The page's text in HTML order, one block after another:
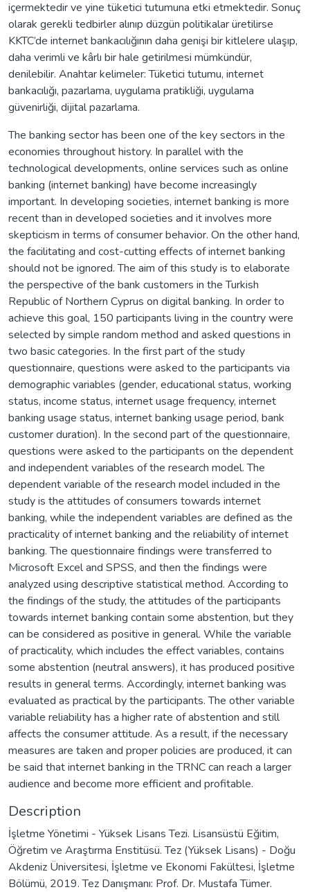
içermektedir ve yine tüketici tutumuna etki etmektedir. Sonuç
olarak gerekli tedbirler alınıp düzgün politikalar üretilirse
KKTC’de internet bankacılığının daha genişi bir kitlelere ulaşıp,
daha verimli ve kârlı bir hale getirilmesi mümkündür,
denilebilir. Anahtar kelimeler: Tüketici tutumu, internet
bankacılığı, pazarlama, uygulama pratikliği, uygulama
güvenirliği, dijital pazarlama.
The banking sector has been one of the key sectors in the
economies throughout history. In parallel with the
technological developments, online services such as online
banking (internet banking) have become increasingly
important. In developing societies, internet banking is more
recent than in developed societies and it involves more
skepticism in terms of consumer behavior. On the other hand,
the facilitating and cost-cutting effects of internet banking
should not be ignored. The aim of this study is to elaborate
the perspective of the bank customers in the Turkish
Republic of Northern Cyprus on digital banking. In order to
achieve this goal, 150 participants living in the country were
selected by simple random method and asked questions in
two basic categories. In the first part of the study
questionnaire, questions were asked to the participants via
demographic variables (gender, educational status, working
status, income status, internet usage frequency, internet
banking usage status, internet banking usage period, bank
customer duration). In the second part of the questionnaire,
questions were asked to the participants on the dependent
and independent variables of the research model. The
dependent variable of the research model included in the
study is the attitudes of consumers towards internet
banking, while the independent variables are defined as the
practicality of internet banking and the reliability of internet
banking. The questionnaire findings were transferred to
Microsoft Excel and SPSS, and then the findings were
analyzed using descriptive statistical method. According to
the findings of the study, the attitudes of the participants
towards internet banking contain some abstention, but they
can be considered as positive in general. While the variable
of practicality, which includes the effect variables, contains
some abstention (neutral answers), it has produced positive
results in general terms. Accordingly, internet banking was
evaluated as practical by the participants. The other variable
variable reliability has a higher rate of abstention and still
affects the consumer attitude. As a result, if the necessary
measures are taken and proper policies are produced, it can
be said that internet banking in the TRNC can reach a larger
audience and become more efficient and profitable.
Description
İşletme Yönetimi - Yüksek Lisans Tezi. Lisansüstü Eğitim,
Öğretim ve Araştırma Enstitüsü. Tez (Yüksek Lisans) - Doğu
Akdeniz Üniversitesi, İşletme ve Ekonomi Fakültesi, İşletme
Bölümü, 2019. Tez Danışmanı: Prof. Dr. Mustafa Tümer.